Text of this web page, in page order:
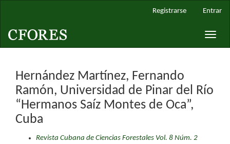
principal
Barra
Registrarse Entrar
Toggle
Hernández Martínez, Fernando
Ramón, Universidad de Pinar del Río
“Hermanos Saíz Montes de Oca”,
Cuba
Revista Cubana de Ciencias Forestales Vol. 8 Núm. 2